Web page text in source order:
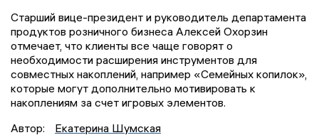
Старший вице-президент и руководитель департамента
продуктов розничного бизнеса Алексей Охорзин
отмечает, что клиенты все чаще говорят о
необходимости расширения инструментов для
совместных накоплений, например «Семейных копилок»,
которые могут дополнительно мотивировать к
накоплениям за счет игровых элементов.
Автор:
Екатерина Шумская